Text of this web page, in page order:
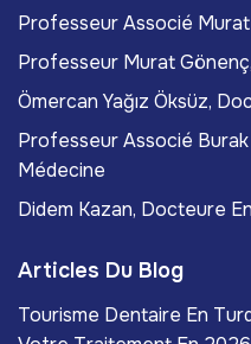
Professeur Associé
Professeur Murat
Ömercan Yağız Öksüz,
Professeur Associé Burak
Médecine
Didem Kazan, Docteure
Articles Du Blog
Tourisme Dentaire En